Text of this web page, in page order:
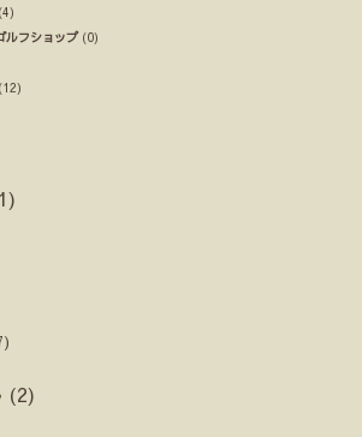
ルフショップ(0)
(12)
(2)